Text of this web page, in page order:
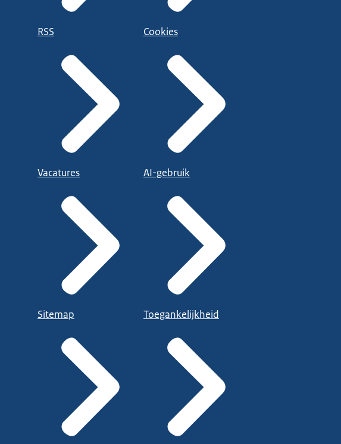
RSS
Vacatures
Sitemap
Cookies
AI-gebruik
Toegankelijkheid